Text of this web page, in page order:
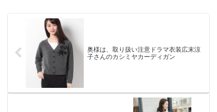
奥様は、取り扱い注意ドラマ衣装広末涼
子さんのカシミヤカーディガン